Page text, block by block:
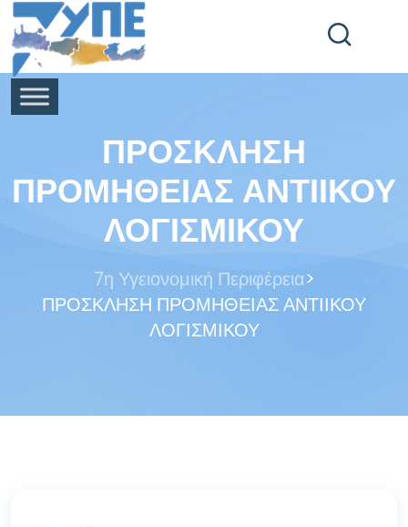
End Header Section -->
ΠΡΟΣΚΛΗΣΗ
ΠΡΟΜΗΘΕΙΑΣ ΑΝΤΙΙΚΟΥ
ΛΟΓΙΣΜΙΚΟΥ
7η Υγειονομική Περιφέρεια>
ΠΡΟΣΚΛΗΣΗ ΠΡΟΜΗΘΕΙΑΣ ΑΝΤΙΙΚΟΥ
ΛΟΓΙΣΜΙΚΟΥ